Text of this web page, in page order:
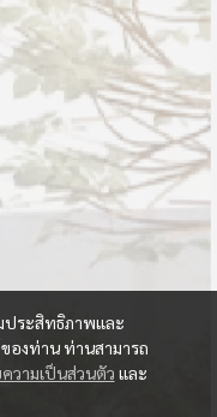
ประสิทธิภาพและ
องท่าน ท่านสามารถ
วามเป็นส่วนตัว และ